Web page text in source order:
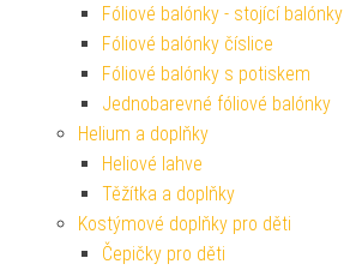
Fóliové balónky - stojící balónky
Fóliové balónky číslice
Fóliové balónky s potiskem
Jednobarevné fóliové balónky
Helium a doplňky
Heliové lahve
Těžítka a doplňky
Kostýmové doplňky pro děti
Čepičky pro děti